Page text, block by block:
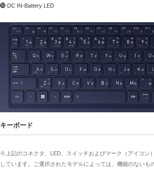
❿ DC IN-Battery LED
キーボード
※上記のコネクタ、LED、スイッチおよびマーク（アイコン
しています。ご選択されたモデルによっては、機能のないも